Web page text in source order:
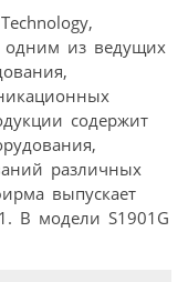
одним из ведущих
содержит
различных
выпускает
В модели S1901G